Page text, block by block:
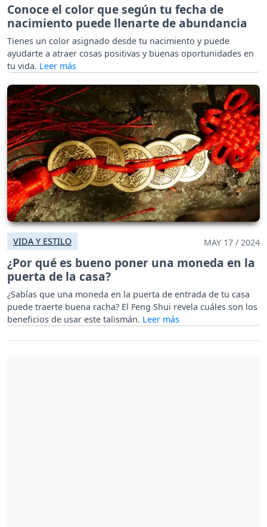
Conoce el color que según tu fecha de
nacimiento puede llenarte de abundancia
Tienes un color asignado desde tu nacimiento y puede
ayudarte a atraer cosas positivas y buenas oportunidades en
tu vida.
VIDA Y ESTILO MAY 17 / 2024
¿Por qué es bueno poner una moneda en la
puerta de la casa?
¿Sabías que una moneda en la puerta de entrada de tu casa
puede traerte buena racha? El Feng Shui revela cuáles son los
beneficios de usar este talismán.